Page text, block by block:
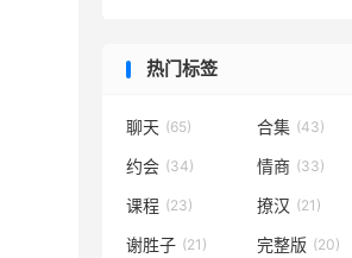
热门标签
聊天 (65) 合集 (43)
约会 (34) 情商 (33)
课程 (23) 撩汉 (21)
谢胜子 (21) 完整版 (20)